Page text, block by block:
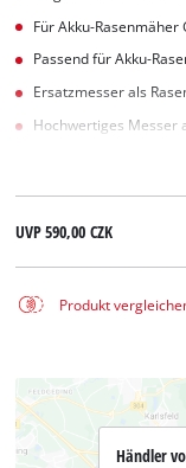
Für Akku-Rasenmäher
Passend für Akku-
Ersatzmesser als
Hochwertiges Messer
UVP590,00 CZK
Produkt
Händler